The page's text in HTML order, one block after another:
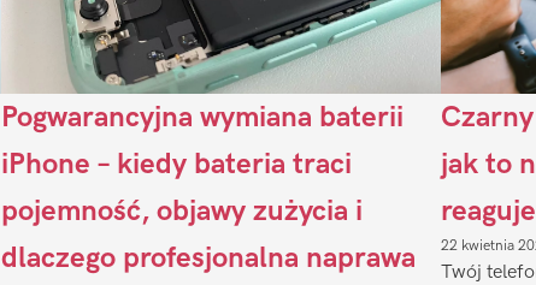
Pogwarancyjna wymiana baterii
iPhone – kiedy bateria traci
pojemność, objawy zużycia i
dlaczego profesjonalna naprawa
jak to
22 kwietnia
Twój